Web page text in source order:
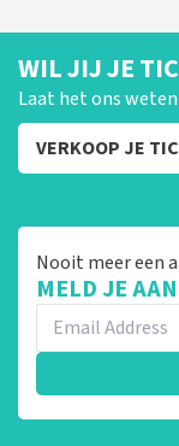
WIL JIJ JE
Laat het ons
VERKOOP JE
Nooit meer een
MELD JE